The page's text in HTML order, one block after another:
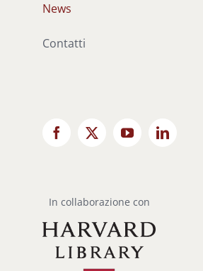
News
Contatti
Facebook
X YouTubeLinkedIn
In collaborazione con